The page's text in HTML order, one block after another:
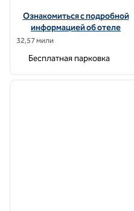
Посмотреть информацию об
Ознакомиться с подробной
информацией об отеле
32,57 мили
Бесплатная парковка
1 из 12